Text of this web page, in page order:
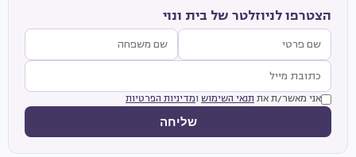
הצטרפו לניוזלטר של בית ונוי
אני מאשר/ת את תנאי השימוש ומדיניות הפרטיות
שליחה